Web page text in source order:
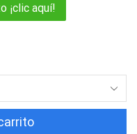
¡clic aquí!